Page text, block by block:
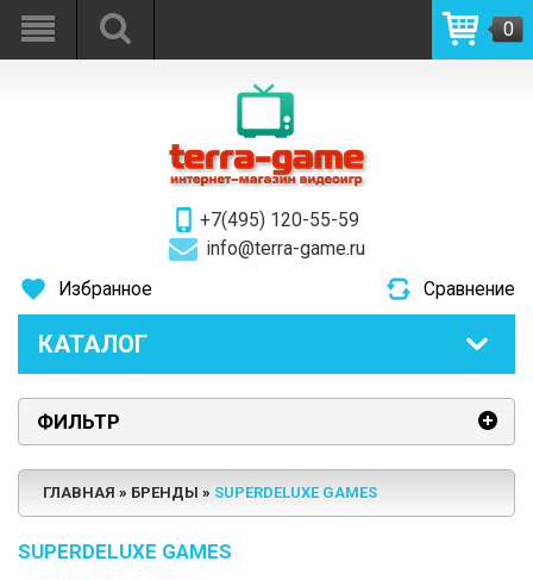
+7(495) 120-55-59
info@terra-game.ru
0
Избранное Сравнение
КАТАЛОГ
ФИЛЬТР
ГЛАВНАЯ БРЕНДЫ SUPERDELUXE GAMES
SUPERDELUXE GAMES